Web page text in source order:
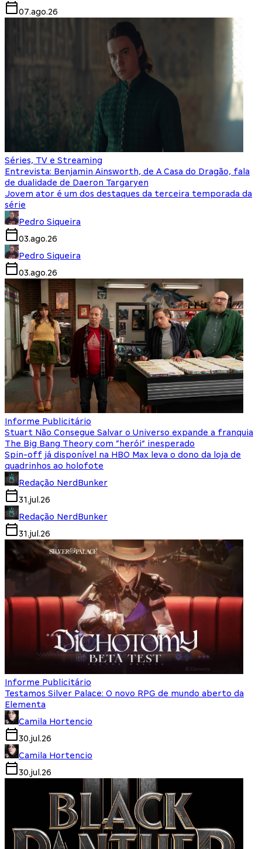
07.ago.26
Séries, TV e Streaming
Entrevista: Benjamin Ainsworth, de A Casa do Dragão, fala
de dualidade de Daeron Targaryen
Jovem ator é um dos destaques da terceira temporada da
série
Pedro Siqueira
03.ago.26
Pedro Siqueira
03.ago.26
Informe Publicitário
Stuart Não Consegue Salvar o Universo expande a franquia
The Big Bang Theory com “herói” inesperado
Spin-off já disponível na HBO Max leva o dono da loja de
quadrinhos ao holofote
Redação NerdBunker
31.jul.26
Redação NerdBunker
31.jul.26
Informe Publicitário
Testamos Silver Palace: O novo RPG de mundo aberto da
Elementa
Camila Hortencio
30.jul.26
Camila Hortencio
30.jul.26